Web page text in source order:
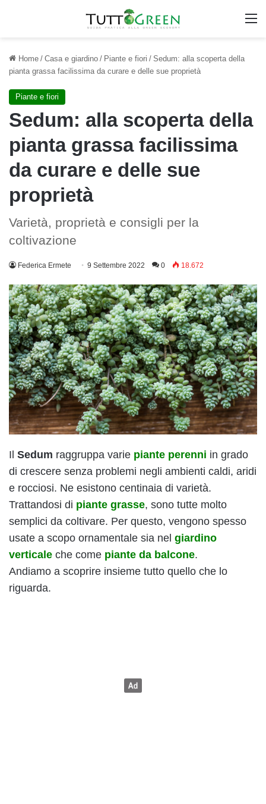
Home / Casa e giardino / Piante e fiori / Sedum: alla scoperta della
pianta grassa facilissima da curare e delle sue proprietà
Piante e fiori
Sedum: alla scoperta della
pianta grassa facilissima
da curare e delle sue
proprietà
Varietà, proprietà e consigli per la
coltivazione
Federica Ermete 9 Settembre 2022 0 18.672
Il Sedum raggruppa varie piante perenni in grado
di crescere senza problemi negli ambienti caldi, aridi
e rocciosi. Ne esistono centinaia di varietà.
Trattandosi di piante grasse, sono tutte molto
semplici da coltivare. Per questo, vengono spesso
usate a scopo ornamentale sia nel giardino
verticale che come piante da balcone.
Andiamo a scoprire insieme tutto quello che lo
riguarda.